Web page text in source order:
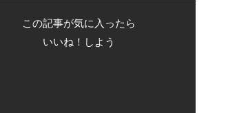
この記事が気に入ったら
いいね！しよう